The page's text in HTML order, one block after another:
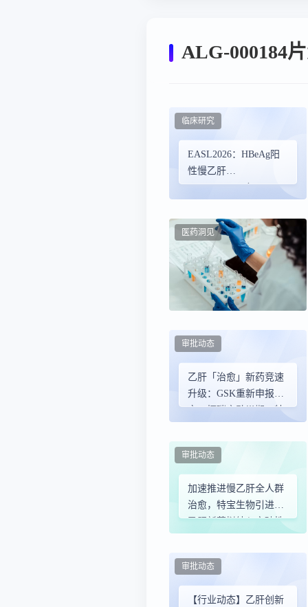
ALG-000184
EASL2026：HBeAg阳
性慢乙肝
Pevifoscorvir（ALG-
访结果公布
临床研究
医药洞见
乙肝「治愈」新药竞速
升级：GSK重新申报上
市，恒瑞启动Ⅲ期，特
审批动态
加速推进慢乙肝全人群
治愈，特宝生物引进的
乙肝新药拟纳入突破性
审批动态
【行业动态】乙肝创新
审批动态